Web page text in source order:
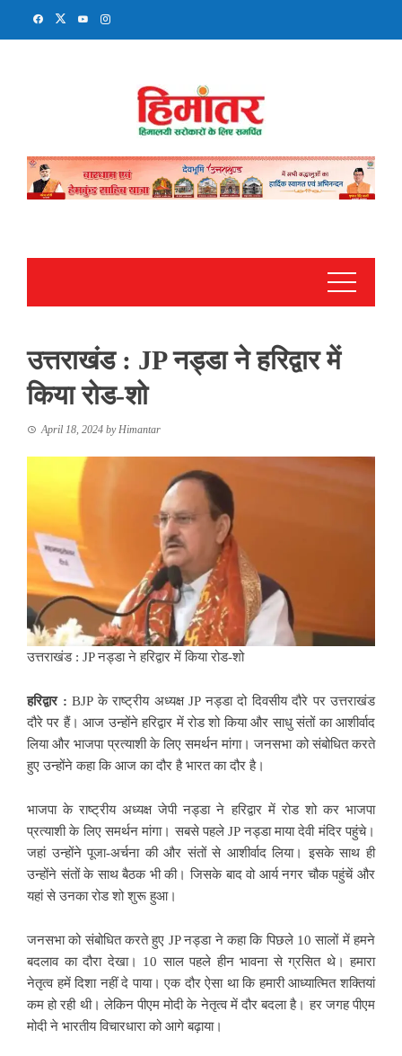
उत्तराखंड : JP नड्डा ने हरिद्वार में
किया रोड-शो
April 18, 2024 byHimantar
उत्तराखंड : JP नड्डा ने हरिद्वार में किया रोड-शो
हरिद्वार : BJP के राष्ट्रीय अध्यक्ष JP नड्डा दो दिवसीय दौरे पर उत्तराखंड
दौरे पर हैं। आज उन्होंने हरिद्वार में रोड शो किया और साधु संतों का आशीर्वाद
लिया और भाजपा प्रत्याशी के लिए समर्थन मांगा। जनसभा को संबोधित करते
हुए उन्होंने कहा कि आज का दौर है भारत का दौर है।
भाजपा के राष्ट्रीय अध्यक्ष जेपी नड्डा ने हरिद्वार में रोड शो कर भाजपा
प्रत्याशी के लिए समर्थन मांगा। सबसे पहले JP नड्डा माया देवी मंदिर पहुंचे।
जहां उन्होंने पूजा-अर्चना की और संतों से आशीर्वाद लिया। इसके साथ ही
उन्होंने संतों के साथ बैठक भी की। जिसके बाद वो आर्य नगर चौक पहुंचें और
यहां से उनका रोड शो शुरू हुआ।
जनसभा को संबोधित करते हुए JP नड्डा ने कहा कि पिछले 10 सालों में हमने
बदलाव का दौरा देखा। 10 साल पहले हीन भावना से ग्रसित थे। हमारा
नेतृत्व हमें दिशा नहीं दे पाया। एक दौर ऐसा था कि हमारी आध्यात्मित शक्तियां
कम हो रही थी। लेकिन पीएम मोदी के नेतृत्व में दौर बदला है। हर जगह पीएम
मोदी ने भारतीय विचारधारा को आगे बढ़ाया।